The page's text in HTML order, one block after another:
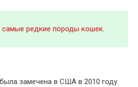
самые редкие породы кошек.
замечена в США в 2010 году.